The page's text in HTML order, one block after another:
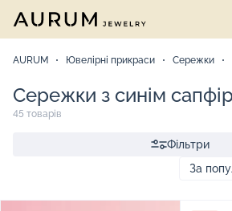
AURUM Ювелірні прикраси Сережки
Сережки з синім
45 товарів
Фільтри